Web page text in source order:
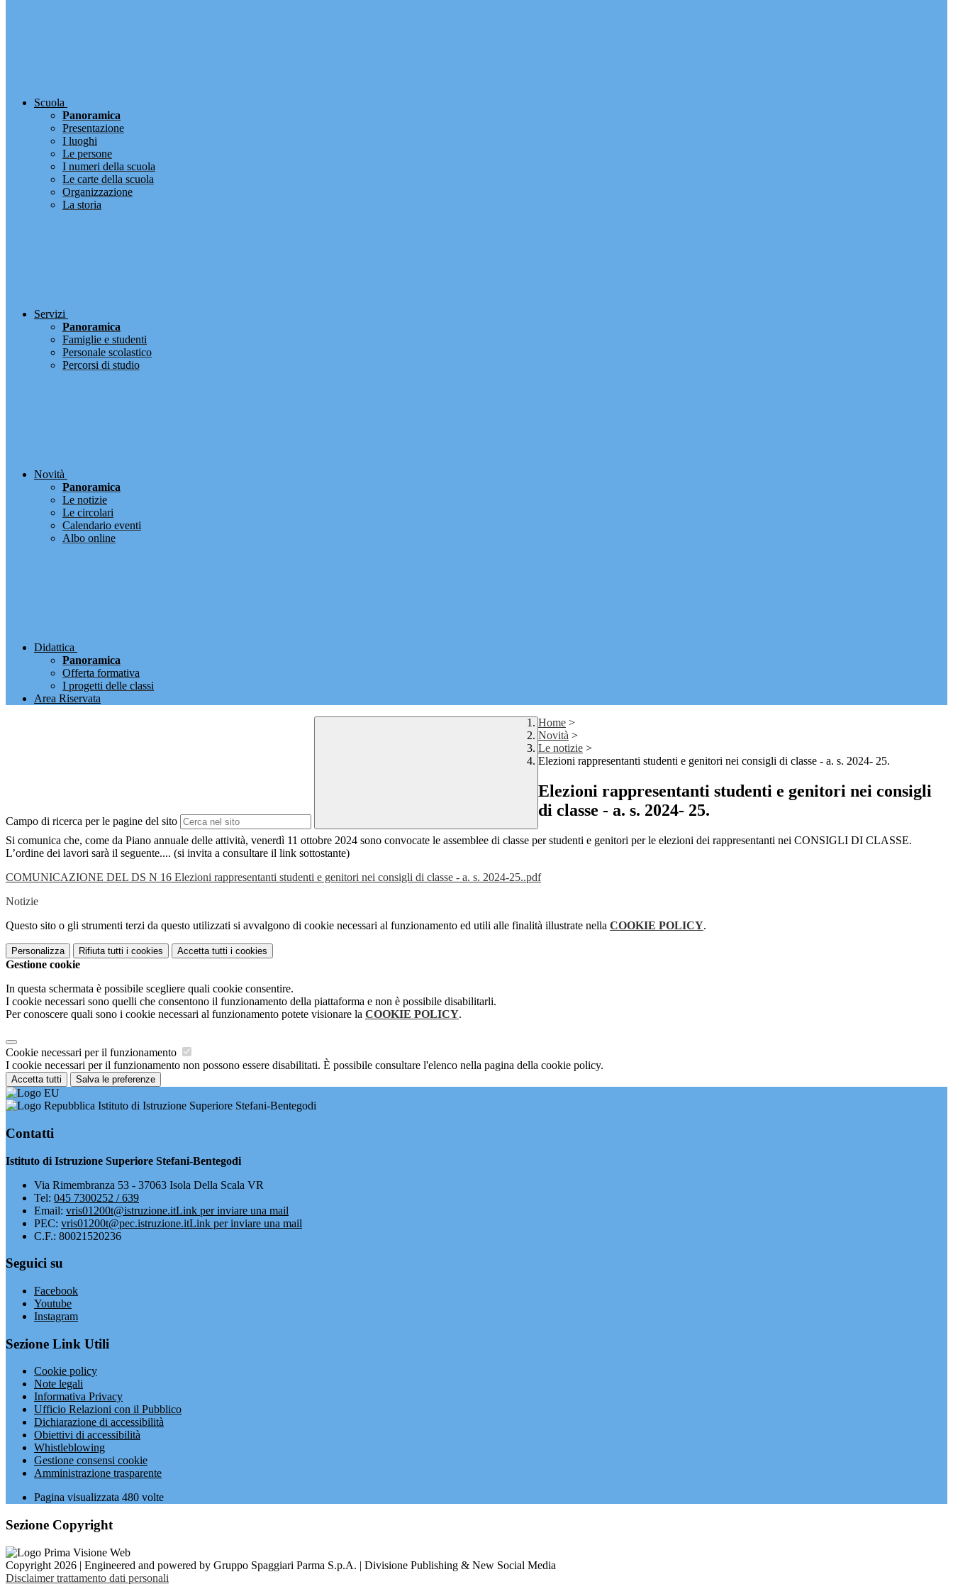
Scuola
Panoramica
Presentazione
I luoghi
Le persone
I numeri della scuola
Le carte della scuola
Organizzazione
La storia
Servizi
Panoramica
Famiglie e studenti
Personale scolastico
Percorsi di studio
Novità
Panoramica
Le notizie
Le circolari
Calendario eventi
Albo online
Didattica
Panoramica
Offerta formativa
I progetti delle classi
Area Riservata
Campo di ricerca per le pagine del sito
Home >
Novità >
Le notizie >
Elezioni rappresentanti studenti e genitori nei consigli di classe - a. s. 2024- 25.
Elezioni rappresentanti studenti e genitori nei consigli
di classe - a. s. 2024- 25.
Si comunica che, come da Piano annuale delle attività, venerdì 11 ottobre 2024 sono convocate le assemblee di classe per studenti e genitori per le elezioni dei rappresentanti nei CONSIGLI DI CLASSE.
L’ordine dei lavori sarà il seguente.... (si invita a consultare il link sottostante)
COMUNICAZIONE DEL DS N 16 Elezioni rappresentanti studenti e genitori nei consigli di classe - a. s. 2024-25..pdf
Notizie
Questo sito o gli strumenti terzi da questo utilizzati si avvalgono di cookie necessari al funzionamento ed utili alle finalità illustrate nella COOKIE POLICY.
Personalizza Rifiuta tutti i cookies Accetta tutti i cookies
Gestione cookie
In questa schermata è possibile scegliere quali cookie consentire.
I cookie necessari sono quelli che consentono il funzionamento della piattaforma e non è possibile disabilitarli.
Per conoscere quali sono i cookie necessari al funzionamento potete visionare la COOKIE POLICY.
Cookie necessari per il funzionamento
I cookie necessari per il funzionamento non possono essere disabilitati. È possibile consultare l'elenco nella pagina della cookie policy.
Accetta tutti Salva le preferenze
Istituto di Istruzione Superiore Stefani-Bentegodi
Contatti
Istituto di Istruzione Superiore Stefani-Bentegodi
Via Rimembranza 53 - 37063 Isola Della Scala VR
Tel: 045 7300252 / 639
Email: vris01200t@istruzione.itLink per inviare una mail
PEC: vris01200t@pec.istruzione.itLink per inviare una mail
C.F.: 80021520236
Seguici su
Facebook
Youtube
Instagram
Sezione Link Utili
Cookie policy
Note legali
Informativa Privacy
Ufficio Relazioni con il Pubblico
Dichiarazione di accessibilità
Obiettivi di accessibilità
Whistleblowing
Gestione consensi cookie
Amministrazione trasparente
Pagina visualizzata 480 volte
Sezione Copyright
Copyright 2026 | Engineered and powered by Gruppo Spaggiari Parma S.p.A. | Divisione Publishing & New Social Media
Disclaimer trattamento dati personali